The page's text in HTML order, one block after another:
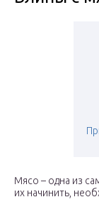
Мясо – одна из
их начинить,